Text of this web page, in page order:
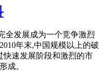
全发展成为一个竞争激烈
年末,中国规模以上的破
快速发展阶段和激烈的市
成。